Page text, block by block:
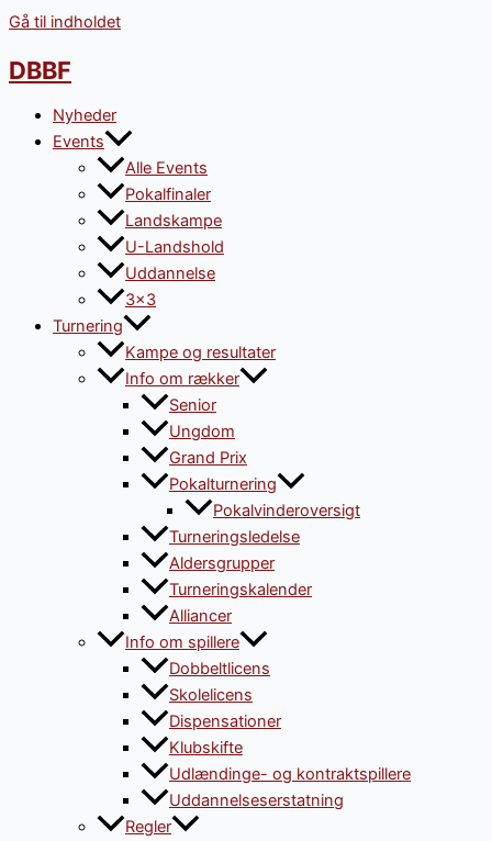
Gå til indholdet
DBBF
Nyheder
Events
Alle Events
Pokalfinaler
Landskampe
U-Landshold
Uddannelse
3×3
Turnering
Kampe og resultater
Info om rækker
Senior
Ungdom
Grand Prix
Pokalturnering
Pokalvinderoversigt
Turneringsledelse
Aldersgrupper
Turneringskalender
Alliancer
Info om spillere
Dobbeltlicens
Skolelicens
Dispensationer
Klubskifte
Udlændinge- og kontraktspillere
Uddannelseserstatning
Regler